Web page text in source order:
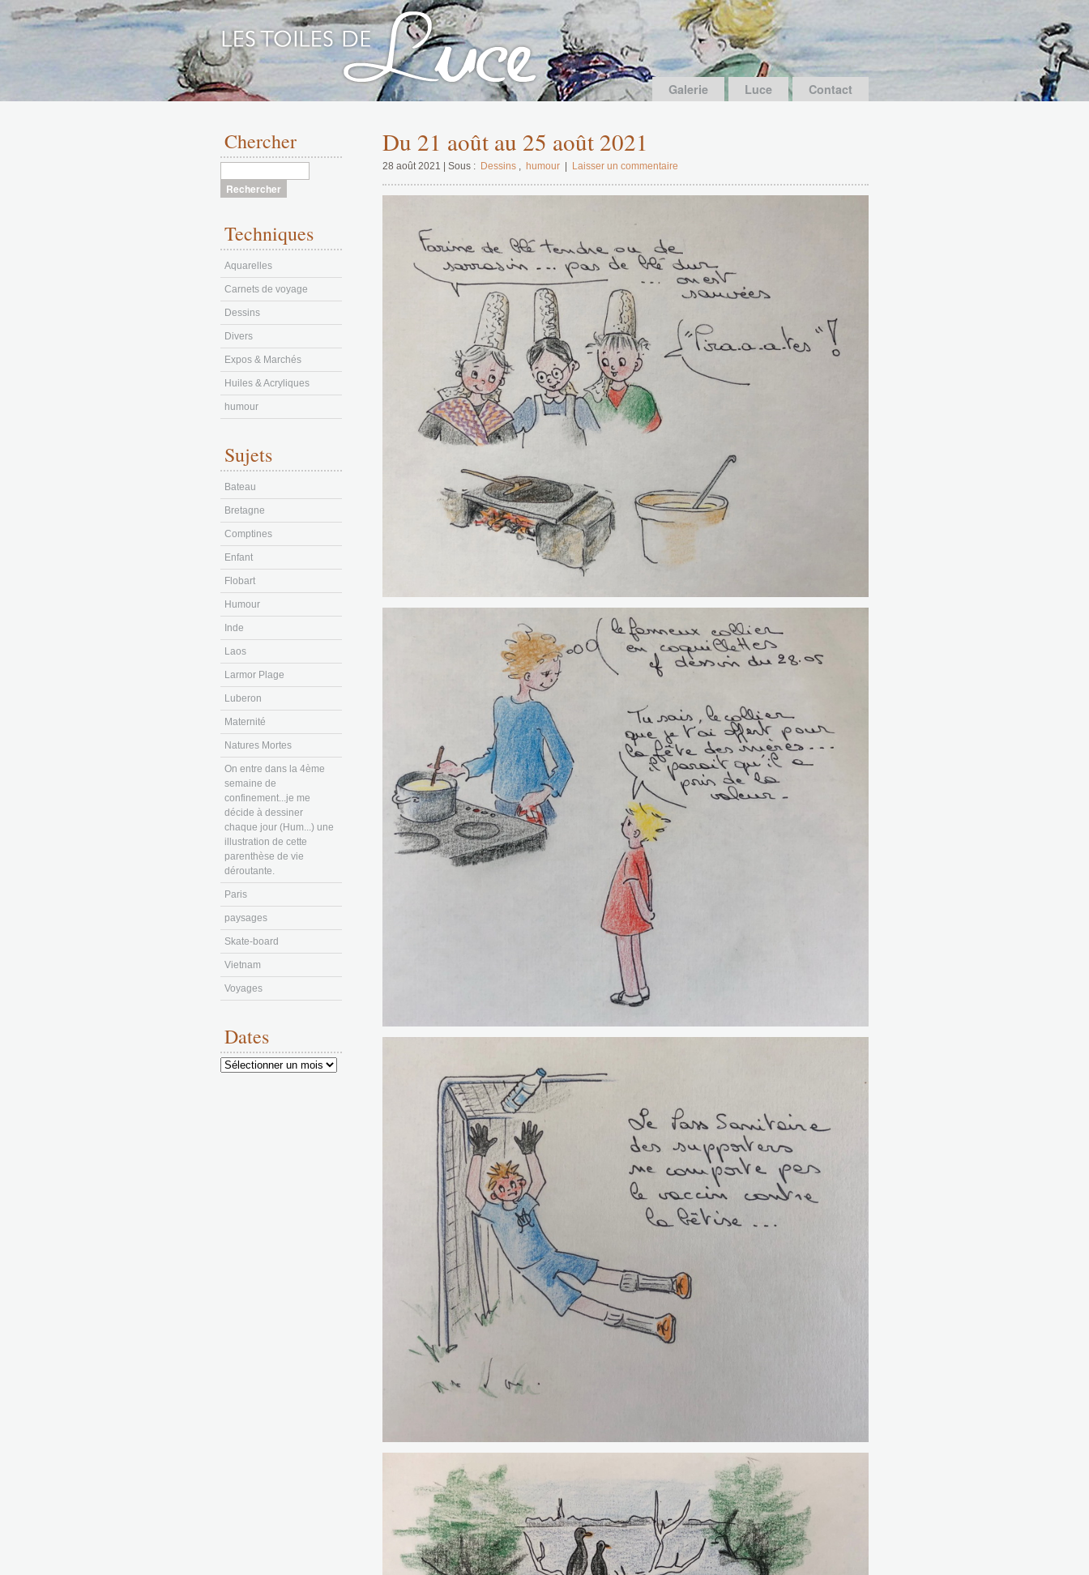
Aller
contenu
Contact
Luce
Galerie
Du 21 août au 25 août 2021
28 août 2021 | Sous : Dessins , humour Laisser un commentaire
Chercher
Techniques
Aquarelles
Carnets de voyage
Dessins
Divers
Expos & Marchés
Huiles & Acryliques
humour
Sujets
Bateau
Bretagne
Comptines
Enfant
Flobart
Humour
Inde
Laos
Larmor Plage
Luberon
Maternité
Natures Mortes
On entre dans la 4ème
semaine de
confinement...je me
décide à dessiner
chaque jour (Hum...) une
illustration de cette
parenthèse de vie
déroutante.
Paris
paysages
Skate-board
Vietnam
Voyages
Dates
Dates